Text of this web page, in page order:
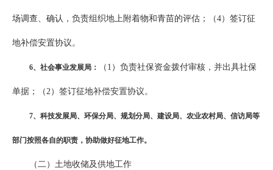
场调查、确认，负责组织地上附着物和青苗的评估；（4）签订征
地补偿安置协议。
6、社会事业发展局： （1）负责社保资金拨付审核，并出具社保
单据；（2）签订征地补偿安置协议。
7、科技发展局、环保分局、规划分局、建设局、农业农村局、信访局等
部门按照各自的职责，协助做好征地工作。
（二）土地收储及供地工作